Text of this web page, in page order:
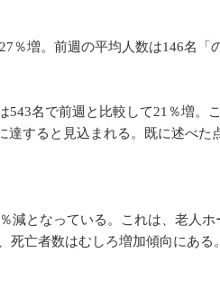
増。前週の平均人数は146名「
名で前週と比較して21％増。
すると見込まれる。既に述べた
減となっている。これは、老人ホ
亡者数はむしろ増加傾向にある。